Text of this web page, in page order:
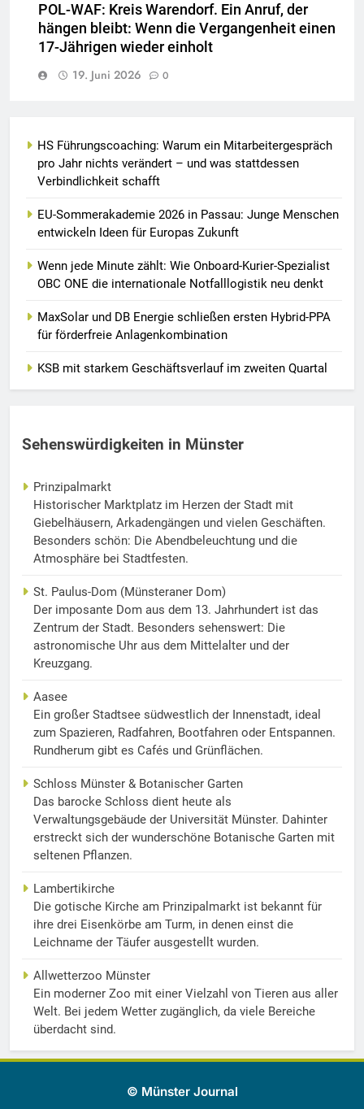
POL-WAF: Kreis Warendorf. Ein Anruf, der
hängen bleibt: Wenn die Vergangenheit einen
17-Jährigen wieder einholt
19. Juni 2026
0
HS Führungscoaching: Warum ein Mitarbeitergespräch
pro Jahr nichts verändert – und was stattdessen
Verbindlichkeit schafft
EU-Sommerakademie 2026 in Passau: Junge Menschen
entwickeln Ideen für Europas Zukunft
Wenn jede Minute zählt: Wie Onboard-Kurier-Spezialist
OBC ONE die internationale Notfalllogistik neu denkt
MaxSolar und DB Energie schließen ersten Hybrid-PPA
für förderfreie Anlagenkombination
KSB mit starkem Geschäftsverlauf im zweiten Quartal
Sehenswürdigkeiten in Münster
Prinzipalmarkt
Historischer Marktplatz im Herzen der Stadt mit
Giebelhäusern, Arkadengängen und vielen Geschäften.
Besonders schön: Die Abendbeleuchtung und die
Atmosphäre bei Stadtfesten.
St. Paulus-Dom (Münsteraner Dom)
Der imposante Dom aus dem 13. Jahrhundert ist das
Zentrum der Stadt. Besonders sehenswert: Die
astronomische Uhr aus dem Mittelalter und der
Kreuzgang.
Aasee
Ein großer Stadtsee südwestlich der Innenstadt, ideal
zum Spazieren, Radfahren, Bootfahren oder Entspannen.
Rundherum gibt es Cafés und Grünflächen.
Schloss Münster & Botanischer Garten
Das barocke Schloss dient heute als
Verwaltungsgebäude der Universität Münster. Dahinter
erstreckt sich der wunderschöne Botanische Garten mit
seltenen Pflanzen.
Lambertikirche
Die gotische Kirche am Prinzipalmarkt ist bekannt für
ihre drei Eisenkörbe am Turm, in denen einst die
Leichname der Täufer ausgestellt wurden.
Allwetterzoo Münster
Ein moderner Zoo mit einer Vielzahl von Tieren aus aller
Welt. Bei jedem Wetter zugänglich, da viele Bereiche
überdacht sind.
© Münster Journal